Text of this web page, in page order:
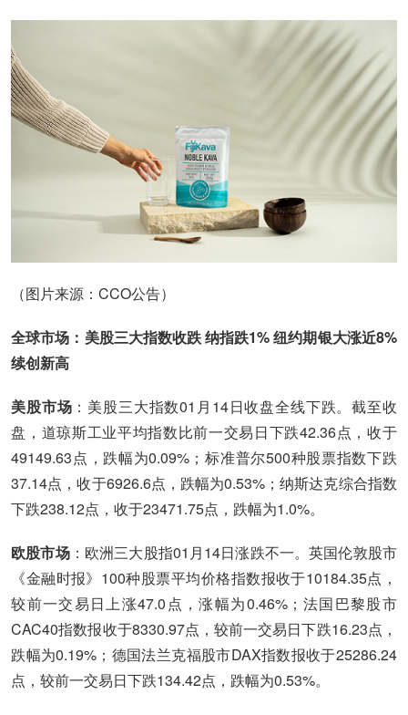
（图片来源：CCO公告）
全球市场：美股三大指数收跌 纳指跌1% 纽约期银大涨近8%
续创新高
美股市场 ：美股三大指数01月14日收盘全线下跌。截至收
盘，道琼斯工业平均指数比前一交易日下跌42.36点，收于
49149.63点，跌幅为0.09%；标准普尔500种股票指数下跌
37.14点，收于6926.6点，跌幅为0.53%；纳斯达克综合指数
下跌238.12点，收于23471.75点，跌幅为1.0%。
欧股市场：欧洲三大股指01月14日涨跌不一。英国伦敦股市
《金融时报》100种股票平均价格指数报收于10184.35点，
较前一交易日上涨47.0点，涨幅为0.46%；法国巴黎股市
CAC40指数报收于8330.97点，较前一交易日下跌16.23点，
跌幅为0.19%；德国法兰克福股市DAX指数报收于25286.24
点，较前一交易日下跌134.42点，跌幅为0.53%。